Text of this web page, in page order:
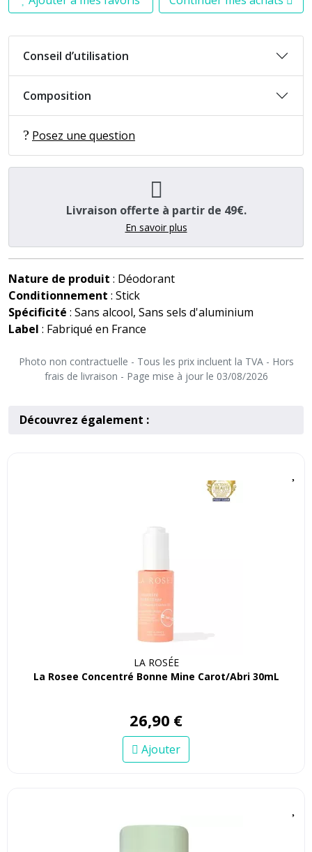
Conseil d’utilisation
Composition
Posez une question
Livraison offerte à partir de 49€.
En savoir plus
Nature de produit : Déodorant
Conditionnement : Stick
Spécificité : Sans alcool, Sans sels d'aluminium
Label : Fabriqué en France
Photo non contractuelle - Tous les prix incluent la TVA - Hors
frais de livraison - Page mise à jour le 03/08/2026
Découvrez également :
LA ROSÉE
La Rosee Concentré Bonne Mine Carot/Abri 30mL
26,90 €
Ajouter